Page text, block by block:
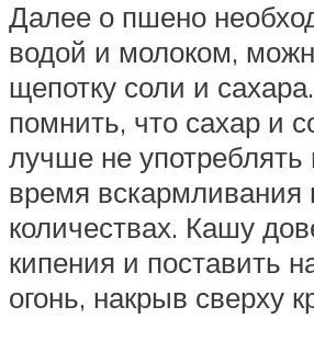
Далее о пшено
водой и молоком,
щепотку соли и
помнить, что сахар и
лучше не
время
количествах. Кашу
кипения и поставить
огонь, накрыв сверху